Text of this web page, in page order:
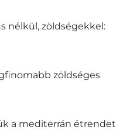
nélkül, zöldségekkel:
zöldséges
a mediterrán étrendet